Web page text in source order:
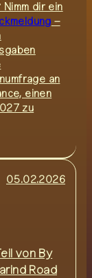
dir ein
–
an
einen
zu
05.02.2026
von By
Road